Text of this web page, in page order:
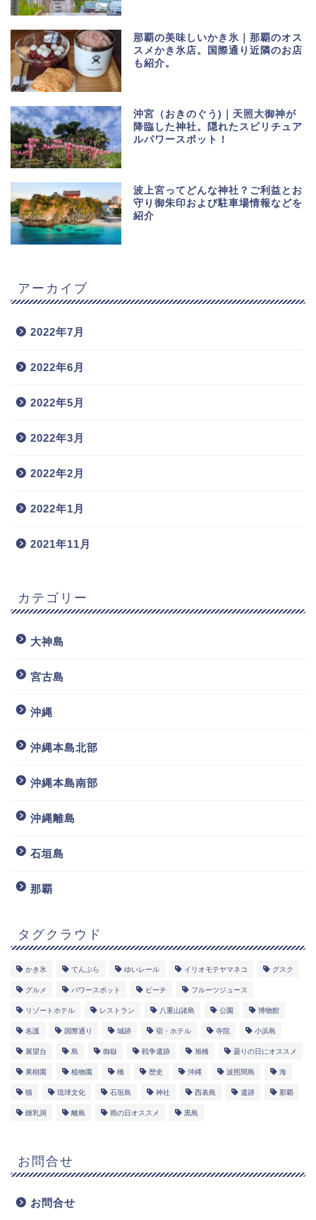
那覇の美味しいかき氷｜那覇のオス
スメかき氷店。国際通り近隣のお店
も紹介。
沖宮（おきのぐう)｜天照大御神が
降臨した神社。隠れたスピリチュア
ルパワースポット！
波上宮ってどんな神社？ご利益とお
守り御朱印および駐車場情報などを
紹介
アーカイブ
2022年7月
2022年6月
2022年5月
2022年3月
2022年2月
2022年1月
2021年11月
カテゴリー
大神島
宮古島
沖縄
沖縄本島北部
沖縄本島南部
沖縄離島
石垣島
那覇
タグクラウド
かき氷 てんぷら ゆいレール イリオモテヤマネコ グスク
グルメ パワースポット ビーチ フルーツジュース
リゾートホテル レストラン 八重山諸島 公園 博物館
名護 国際通り 城跡 宿・ホテル 寺院 小浜島
展望台 島 御嶽 戦争遺跡 旭橋 曇りの日にオススメ
果樹園 植物園 橋 歴史 沖縄 波照間島 海
猫 琉球文化 石垣島 神社 西表島 遺跡 那覇
鍾乳洞 離島 雨の日オススメ 黒島
お問合せ
お問合せ